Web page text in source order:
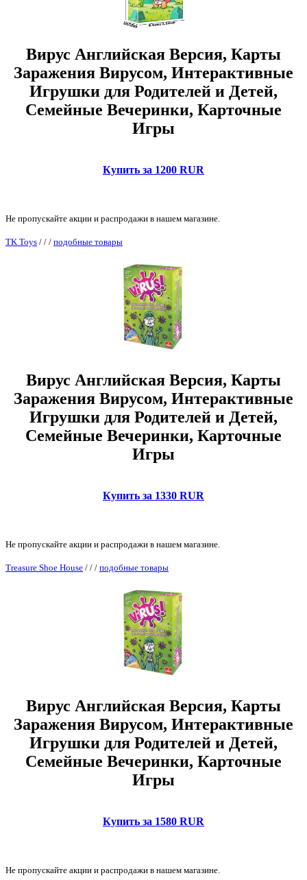
Вирус Английская Версия, Карты
Заражения Вирусом, Интерактивные
Игрушки для Родителей и Детей,
Семейные Вечеринки, Карточные
Игры
Купить за 1200 RUR
Не пропускайте акции и распродажи в нашем магазине.
TK Toys / / / подобные товары
Вирус Английская Версия, Карты
Заражения Вирусом, Интерактивные
Игрушки для Родителей и Детей,
Семейные Вечеринки, Карточные
Игры
Купить за 1330 RUR
Не пропускайте акции и распродажи в нашем магазине.
Treasure Shoe House / / / подобные товары
Вирус Английская Версия, Карты
Заражения Вирусом, Интерактивные
Игрушки для Родителей и Детей,
Семейные Вечеринки, Карточные
Игры
Купить за 1580 RUR
Не пропускайте акции и распродажи в нашем магазине.